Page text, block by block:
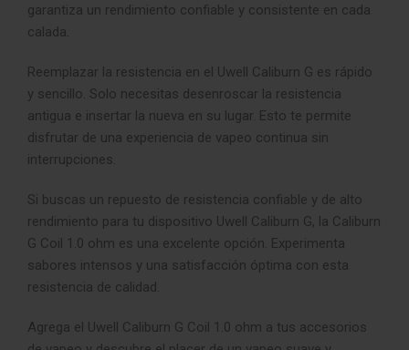
garantiza un rendimiento confiable y consistente en cada
calada.
Reemplazar la resistencia en el Uwell Caliburn G es rápido
y sencillo. Solo necesitas desenroscar la resistencia
antigua e insertar la nueva en su lugar. Esto te permite
disfrutar de una experiencia de vapeo continua sin
interrupciones.
Si buscas un repuesto de resistencia confiable y de alto
rendimiento para tu dispositivo Uwell Caliburn G, la Caliburn
G Coil 1.0 ohm es una excelente opción. Experimenta
sabores intensos y una satisfacción óptima con esta
resistencia de calidad.
Agrega el Uwell Caliburn G Coil 1.0 ohm a tus accesorios